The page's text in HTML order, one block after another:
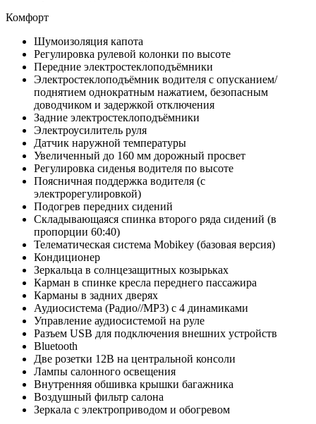
Комфорт
Шумоизоляция капота
Регулировка рулевой колонки по высоте
Передние электростеклоподъёмники
Электростеклоподъёмник водителя с опусканием/
поднятием однократным нажатием, безопасным
доводчиком и задержкой отключения
Задние электростеклоподъёмники
Электроусилитель руля
Датчик наружной температуры
Увеличенный до 160 мм дорожный просвет
Регулировка сиденья водителя по высоте
Поясничная поддержка водителя (с
электрорегулировкой)
Подогрев передних сидений
Складывающаяся спинка второго ряда сидений (в
пропорции 60:40)
Телематическая система Mobikey (базовая версия)
Кондиционер
Зеркальца в солнцезащитных козырьках
Карман в спинке кресла переднего пассажира
Карманы в задних дверях
Аудиосистема (Радио//MP3) с 4 динамиками
Управление аудиосистемой на руле
Разъем USB для подключения внешних устройств
Bluetooth
Две розетки 12В на центральной консоли
Лампы салонного освещения
Внутренняя обшивка крышки багажника
Воздушный фильтр салона
Зеркала с электроприводом и обогревом